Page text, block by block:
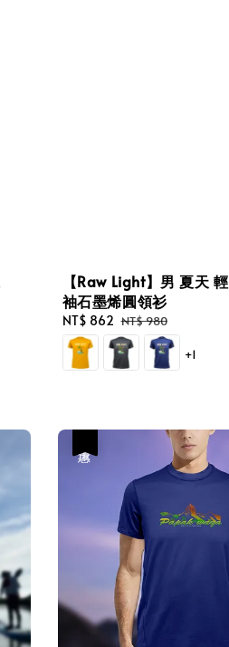
【Raw Light】男 夏天
袖石墨烯圓領衫
Sale
price
NT$ 862 Regular
price
NT$ 980
+1